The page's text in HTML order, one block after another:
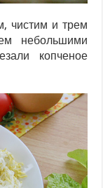
чистим и трем
небольшими
копченое